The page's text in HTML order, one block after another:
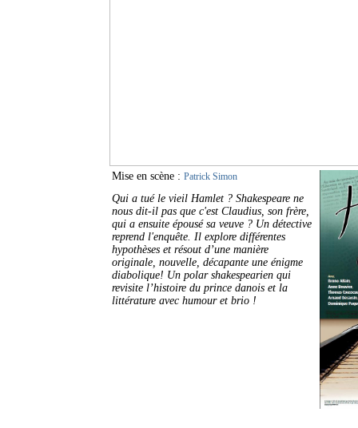
Mise en scène : Patrick Simon
Qui a tué le vieil Hamlet ? Shakespeare ne
nous dit-il pas que c'est Claudius, son frère,
qui a ensuite épousé sa veuve ? Un détective
reprend l'enquête. Il explore différentes
hypothèses et résout d’une manière
originale, nouvelle, décapante une énigme
diabolique! Un polar shakespearien qui
revisite l’histoire du prince danois et la
littérature avec humour et brio !